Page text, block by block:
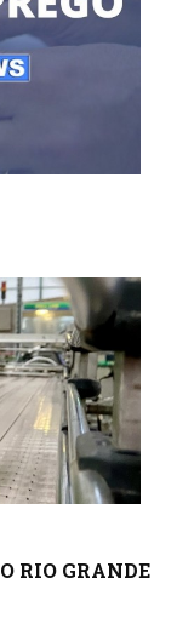
RIO GRANDE